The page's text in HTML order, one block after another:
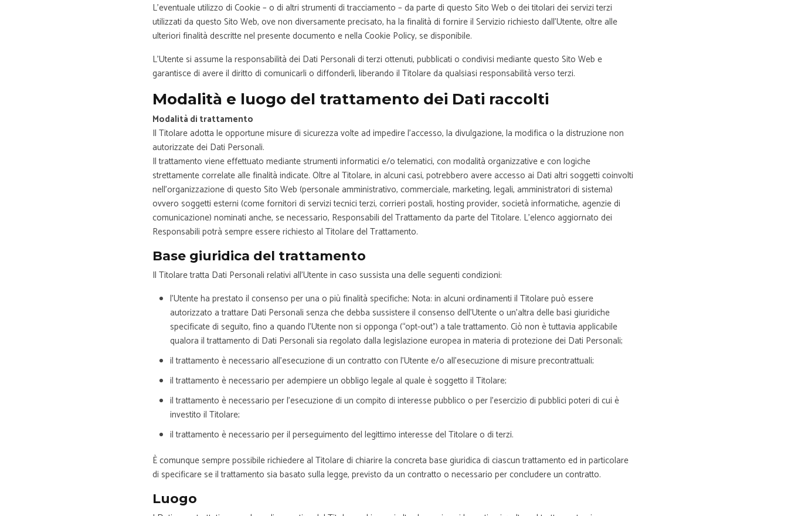
L’eventuale utilizzo di Cookie – o di altri strumenti di tracciamento – da parte di questo Sito Web o dei titolari dei servizi terzi
utilizzati da questo Sito Web, ove non diversamente precisato, ha la finalità di fornire il Servizio richiesto dall’Utente, oltre alle
ulteriori finalità descritte nel presente documento e nella Cookie Policy, se disponibile.
L’Utente si assume la responsabilità dei Dati Personali di terzi ottenuti, pubblicati o condivisi mediante questo Sito Web e
garantisce di avere il diritto di comunicarli o diffonderli, liberando il Titolare da qualsiasi responsabilità verso terzi.
Modalità e luogo del trattamento dei Dati raccolti
Modalità di trattamento
Il Titolare adotta le opportune misure di sicurezza volte ad impedire l’accesso, la divulgazione, la modifica o la distruzione non
autorizzate dei Dati Personali.
Il trattamento viene effettuato mediante strumenti informatici e/o telematici, con modalità organizzative e con logiche
strettamente correlate alle finalità indicate. Oltre al Titolare, in alcuni casi, potrebbero avere accesso ai Dati altri soggetti coinvolti
nell’organizzazione di questo Sito Web (personale amministrativo, commerciale, marketing, legali, amministratori di sistema)
ovvero soggetti esterni (come fornitori di servizi tecnici terzi, corrieri postali, hosting provider, società informatiche, agenzie di
comunicazione) nominati anche, se necessario, Responsabili del Trattamento da parte del Titolare. L’elenco aggiornato dei
Responsabili potrà sempre essere richiesto al Titolare del Trattamento.
Base giuridica del trattamento
Il Titolare tratta Dati Personali relativi all’Utente in caso sussista una delle seguenti condizioni:
l’Utente ha prestato il consenso per una o più finalità specifiche; Nota: in alcuni ordinamenti il Titolare può essere
autorizzato a trattare Dati Personali senza che debba sussistere il consenso dell’Utente o un’altra delle basi giuridiche
specificate di seguito, fino a quando l’Utente non si opponga (“opt-out”) a tale trattamento. Ciò non è tuttavia applicabile
qualora il trattamento di Dati Personali sia regolato dalla legislazione europea in materia di protezione dei Dati Personali;
il trattamento è necessario all’esecuzione di un contratto con l’Utente e/o all’esecuzione di misure precontrattuali;
il trattamento è necessario per adempiere un obbligo legale al quale è soggetto il Titolare;
il trattamento è necessario per l’esecuzione di un compito di interesse pubblico o per l’esercizio di pubblici poteri di cui è
investito il Titolare;
il trattamento è necessario per il perseguimento del legittimo interesse del Titolare o di terzi.
È comunque sempre possibile richiedere al Titolare di chiarire la concreta base giuridica di ciascun trattamento ed in particolare
di specificare se il trattamento sia basato sulla legge, previsto da un contratto o necessario per concludere un contratto.
Luogo